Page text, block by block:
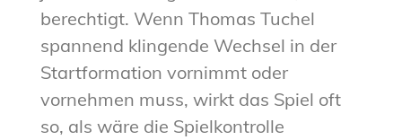
berechtigt. Wenn Thomas Tuchel
spannend klingende Wechsel in der
Startformation vornimmt oder
vornehmen muss, wirkt das Spiel oft
so, als wäre die Spielkontrolle